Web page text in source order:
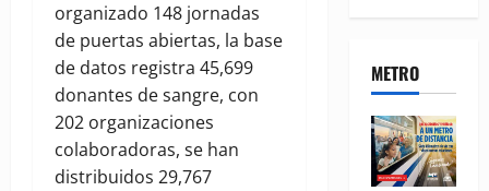
organizado 148 jornadas
de puertas abiertas, la base
de datos registra 45,699
donantes de sangre, con
202 organizaciones
colaboradoras, se han
distribuidos 29,767
METRO